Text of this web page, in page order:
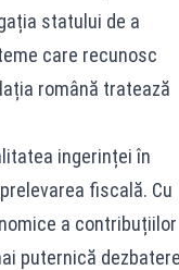
statului de a
care recunosc
română tratează
ingerinței în
fiscală. Cu
a contribuțiilor
puternică